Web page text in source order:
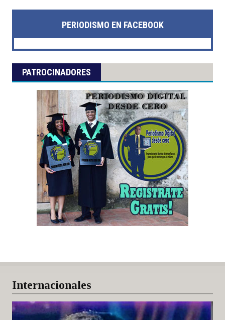
PERIODISMO EN FACEBOOK
PATROCINADORES
Internacionales